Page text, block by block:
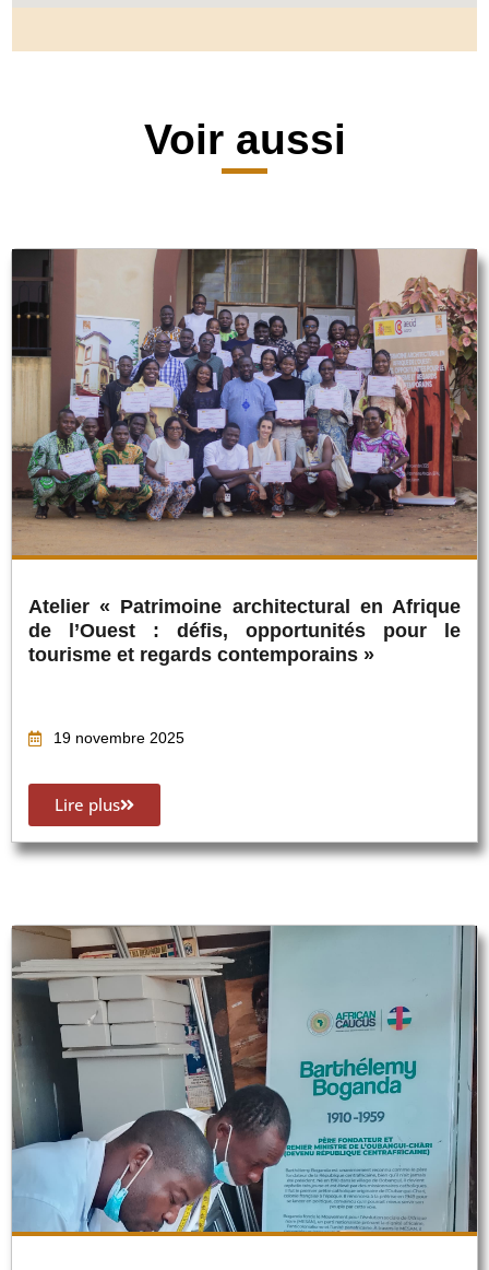
Voir aussi
Atelier « Patrimoine architectural en Afrique
de l’Ouest : défis, opportunités pour le
tourisme et regards contemporains »
19 novembre 2025
Lire plus